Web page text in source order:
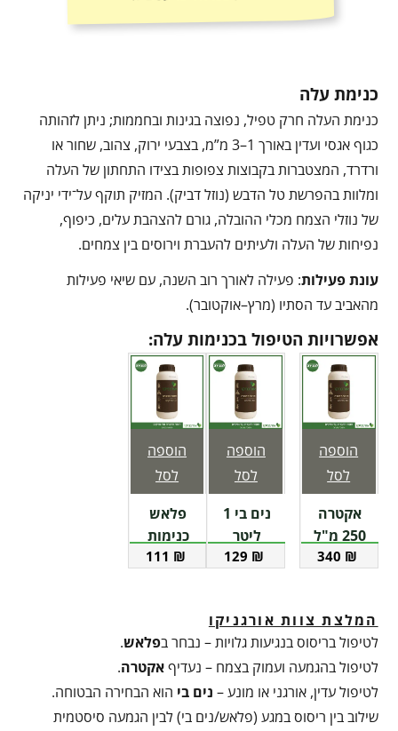
כנימת עלה
כנימת העלה חרק טפיל, נפוצה בגינות ובחממות; ניתן לזהותה
כגוף אגסי ועדין באורך 1–3 מ”מ, בצבעי ירוק, צהוב, שחור או
ורדרד, המצטברות בקבוצות צפופות בצידו התחתון של העלה
ומלוות בהפרשת טל הדבש (נוזל דביק). המזיק תוקף על־ידי יניקה
של נוזלי הצמח מכלי ההובלה, גורם להצהבת עלים, כיפוף,
נפיחות של העלה ולעיתים להעברת וירוסים בין צמחים.
עונת פעילות: פעילה לאורך רוב השנה, עם שיאי פעילות
מהאביב עד הסתיו (מרץ–אוקטובר).
אפשרויות הטיפול בכנימות עלה:
אקטרה
250 מ"ל
– קוטל
340 ₪
הוספה
לסל
נים בי 1
ליטר
129 ₪
הוספה
לסל
פלאש
כנימות
10 מ"ל 111 ₪
הוספה
לסל
המלצת צוות אורגניקו
לטיפול בריסוס בנגיעות גלויות – נבחר בפלאש.
לטיפול בהגמעה ועמוק בצמח – נעדיףאקטרה.
לטיפול עדין, אורגני או מונע – נים בי הוא הבחירה הבטוחה.
שילוב בין ריסוס במגע (פלאש/נים בי) לבין הגמעה סיסטמית